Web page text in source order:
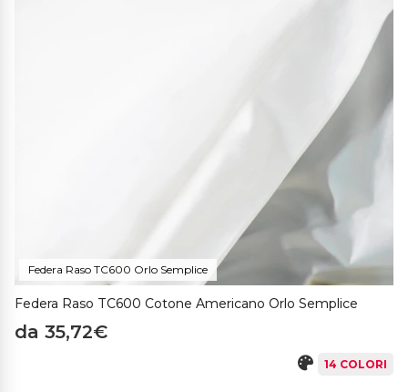
Federa Raso TC600 Orlo Semplice
Federa Raso TC600 Cotone Americano Orlo Semplice
da 35,72€
14 COLORI